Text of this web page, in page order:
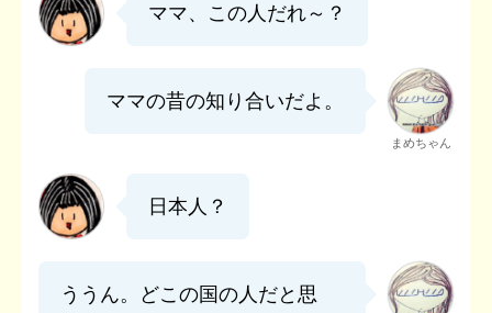
ママ、この人だれ～？
ママの昔の知り合いだよ。
まめちゃん
日本人？
ううん。どこの国の人だと思